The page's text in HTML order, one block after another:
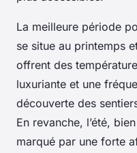
La meilleure période
se situe au printemps
offrent des
luxuriante et une
découverte des
En revanche, l’été,
marqué par une forte